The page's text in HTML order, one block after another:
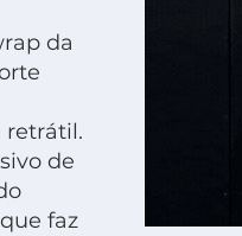
da
retrátil.
de
faz